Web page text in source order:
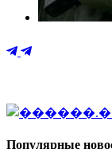
Популярные